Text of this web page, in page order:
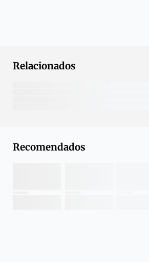
Relacionados
Recomendados